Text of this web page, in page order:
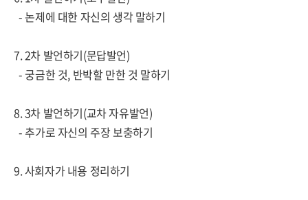
- 논제에 대한 자신의 생각 말하기
7. 2차 발언하기(문답발언)
- 궁금한 것, 반박할 만한 것 말하기
8. 3차 발언하기(교차 자유발언)
-추가로 자신의 주장 보충하기
9.사회자가 내용 정리하기